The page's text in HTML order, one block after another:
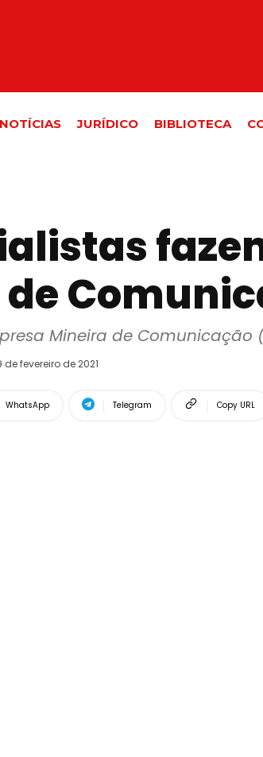
NOTÍCIAS JURÍDICO BIBLIOTECA
Mineira de Comunicação
de fevereiro de 2021
WhatsApp Telegram Copy URL